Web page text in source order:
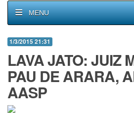
MENU
1/3/2015 21:31
LAVA JATO: JUIZ
PAU DE ARARA,
AASP